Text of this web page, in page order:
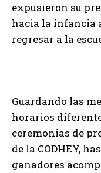
expusieron su
hacia la infancia
regresar a la
Guardando las
horarios
ceremonias de
de la CODHEY,
ganadores